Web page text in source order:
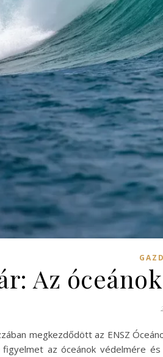
Az
megkezdődött az ENSZ
az óceánok védelmére